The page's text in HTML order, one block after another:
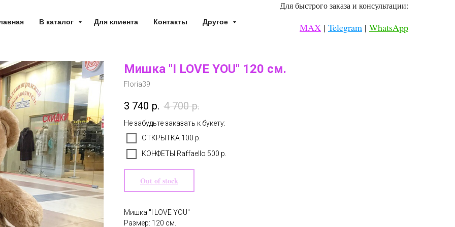
В каталог Для клиента Контакты Другое
Для быстрого заказа и консультации:
MAX | Telegram | WhatsApp
Мишка "I LOVE YOU" 120 см.
Floria39
3 740 р. 4 700 р.
Не забудьте заказать к букету:
ОТКРЫТКА 100 р.
КОНФЕТЫ Raffaello 500 р.
Out of stock
Мишка "I LOVE YOU"
Размер: 120 см.